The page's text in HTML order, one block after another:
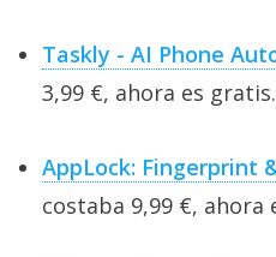
Taskly - AI Phone
3,99 €, ahora es gratis.
AppLock: Fingerprint
costaba 9,99 €, ahora